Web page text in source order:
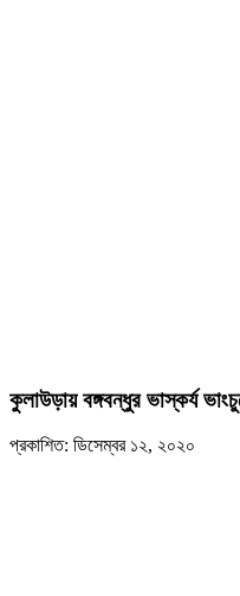
কুলাউড়ায় বঙ্গবন্ধুর ভাস্কর্য
প্রকাশিত: ডিসেম্বর ১২, ২০২০